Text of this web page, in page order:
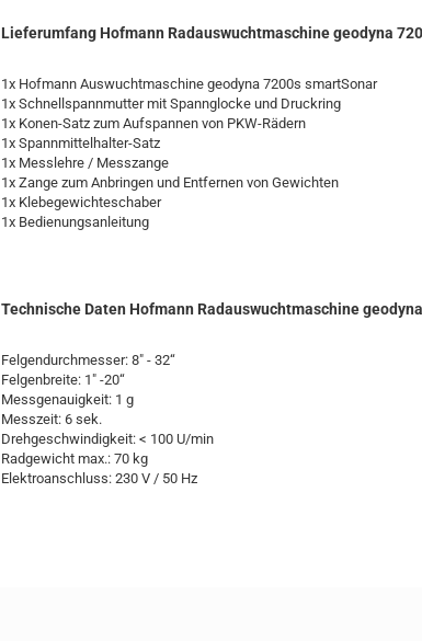
Lieferumfang Hofmann Radauswuchtmaschine geodyna
1x Hofmann Auswuchtmaschine geodyna 7200s smartSonar
1x Schnellspannmutter mit Spannglocke und Druckring
1x Konen-Satz zum Aufspannen von PKW-Rädern
1x Spannmittelhalter-Satz
1x Messlehre / Messzange
1x Zange zum Anbringen und Entfernen von Gewichten
1x Klebegewichteschaber
1x Bedienungsanleitung
Technische Daten Hofmann Radauswuchtmaschine
Felgendurchmesser: 8" - 32“
Felgenbreite: 1" -20“
Messgenauigkeit: 1 g
Messzeit: 6 sek.
Drehgeschwindigkeit: < 100 U/min
Radgewicht max.: 70 kg
Elektroanschluss: 230 V / 50 Hz